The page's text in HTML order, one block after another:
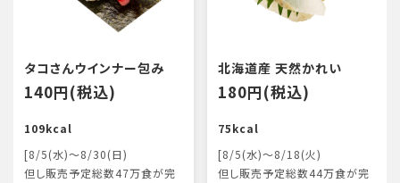
タコさんウインナー包み
140円(税込)
109kcal
[8/5(水)～8/30(日)
但し販売予定総数47万食が完
北海道産 天然かれい
180円(税込)
75kcal
[8/5(水)～8/18(火)
但し販売予定総数44万食が完